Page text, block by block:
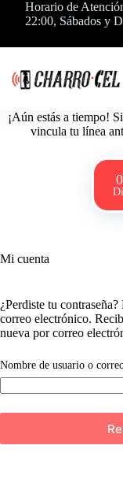
SaltarHorario de
22:00, Sábados y
¡Aún estás a tiempo!
vincula tu línea
Mi cuenta
¿Perdiste tu
correo electrónico.
nueva por correo
Nombre de usuario o